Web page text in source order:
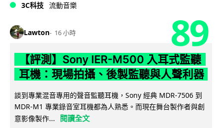
3C科技 流動音樂
Lawton 16 小時 89
【評測】Sony IER-M500 入耳式監聽
耳機：現場拍攝、後製監聽與人聲利器
談到專業混音專用的聲音監聽耳機，Sony 經典 MDR-7506 到
MDR-M1 專業錄音室耳機都為人熟悉。而現在舞台製作者與創
意影像製作...
閱讀全文